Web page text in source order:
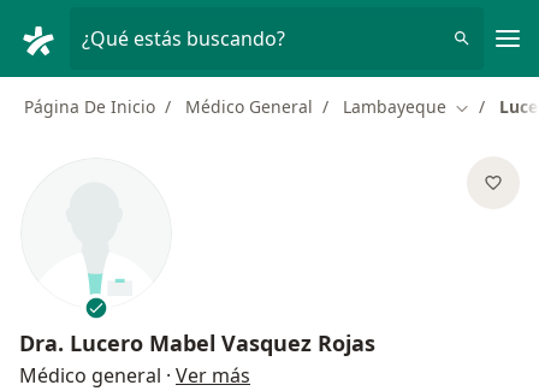
¿Qué estás buscando?
Página De Inicio Médico General Lambayeque Cambiar
Dra. Lucero Mabel Vasquez Rojas
Médico general · Ver más